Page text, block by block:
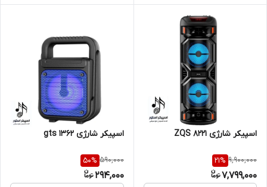
اسپیکر شارژی ZQS 8221
9,900,000
21%
7,799,000
اسپیکر شارژی gts 1362
590,000
50%
294,000